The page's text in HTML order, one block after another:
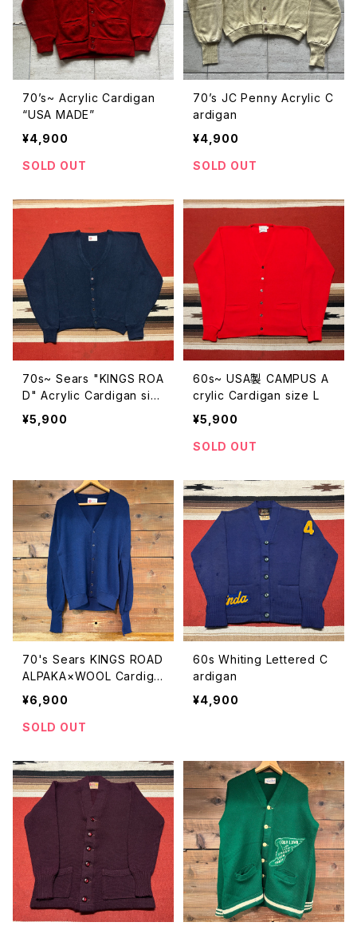
70’s~ Acrylic Cardigan
“USA MADE”
¥4,900
SOLD OUT
70’s JC Penny Acrylic C
ardigan
¥4,900
SOLD OUT
70s~ Sears "KINGS ROA
D" Acrylic Cardigan siz
e XL
¥5,900
60s~ USA製 CAMPUS A
crylic Cardigan size L
¥5,900
SOLD OUT
70's Sears KINGS ROAD
ALPAKA×WOOL Cardiga
n SIZE:L
¥6,900
SOLD OUT
60s Whiting Lettered C
ardigan
¥4,900